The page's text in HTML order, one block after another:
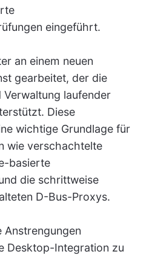
eingeführt.
an einem neuen
gearbeitet, der die
laufender
Diese
wichtige Grundlage für
wie verschachtelte
basierte
die schrittweise
D-Bus-Proxys.
Anstrengungen
Desktop-Integration zu